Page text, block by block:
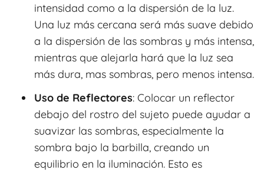
intensidad como a la dispersión de la luz.
Una luz más cercana será más suave debido
a la dispersión de las sombras y más intensa,
mientras que alejarla hará que la luz sea
más dura, mas sombras, pero menos intensa.
Uso de Reflectores: Colocar un reflector
debajo del rostro del sujeto puede ayudar a
suavizar las sombras, especialmente la
sombra bajo la barbilla, creando un
equilibrio en la iluminación. Esto es